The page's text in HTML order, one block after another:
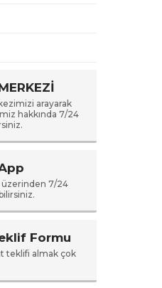
arayarak
hakkında 7/24
üzerinden 7/24
Formu
teklifi almak çok